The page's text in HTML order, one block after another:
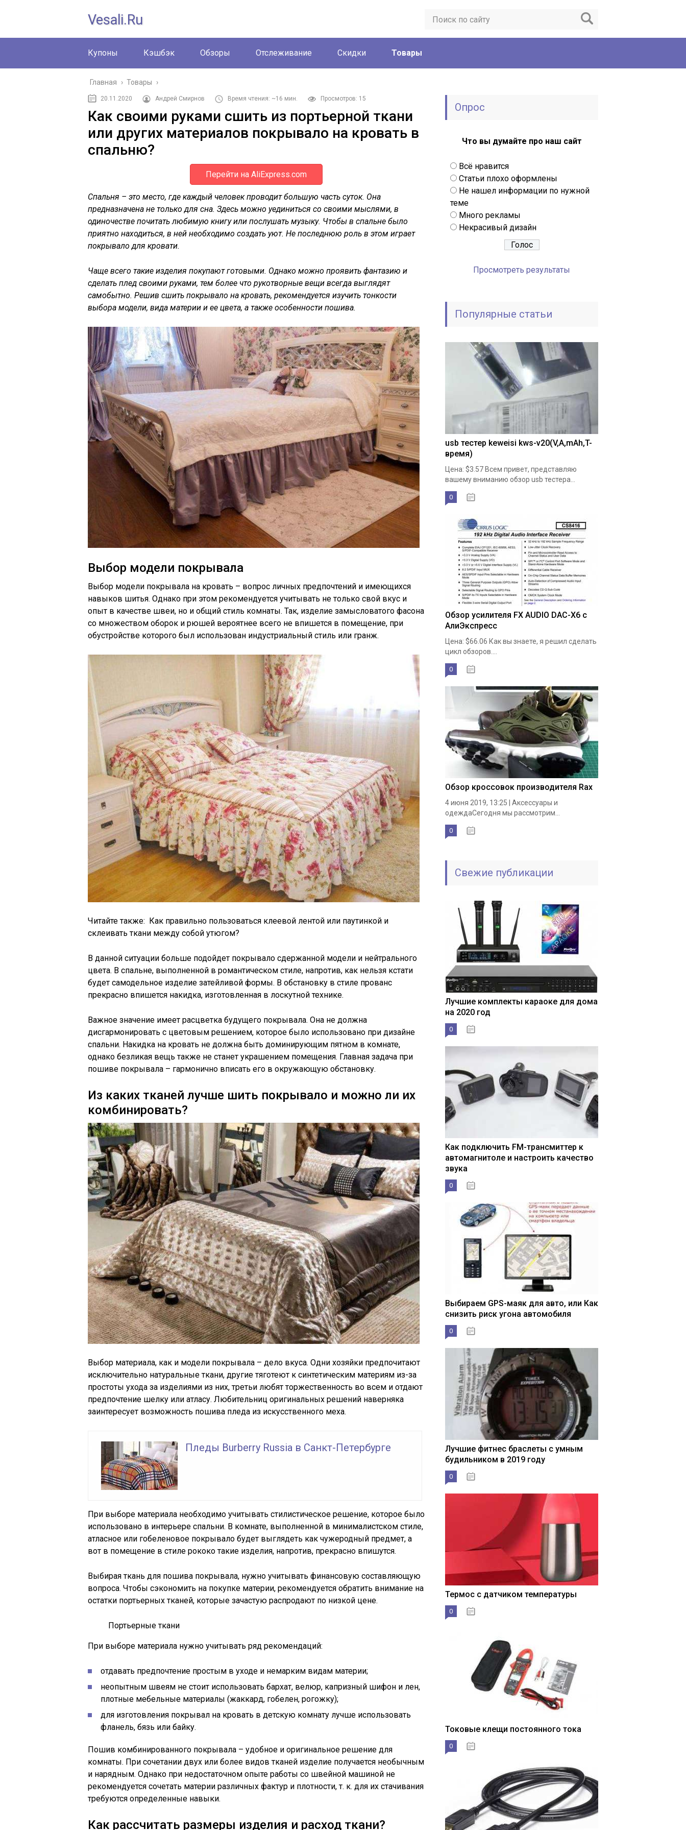
Vesali.ru
Купоны Кэшбэк Обзоры Отслеживание Скидки Товары
Главная › Товары ›
20.11.2020 Андрей Смирнов Время чтения: ~16 мин. Просмотров: 15
Как своими руками сшить из портьерной ткани
или других материалов покрывало на кровать в
спальню?
Перейти на AliExpress.com
Спальня – это место, где каждый человек проводит большую часть суток. Она
предназначена не только для сна. Здесь можно уединиться со своими мыслями, в
одиночестве почитать любимую книгу или послушать музыку. Чтобы в спальне было
приятно находиться, в ней необходимо создать уют. Не последнюю роль в этом играет
покрывало для кровати.
Чаще всего такие изделия покупают готовыми. Однако можно проявить фантазию и
сделать плед своими руками, тем более что рукотворные вещи всегда выглядят
самобытно. Решив сшить покрывало на кровать, рекомендуется изучить тонкости
выбора модели, вида материи и ее цвета, а также особенности пошива.
Выбор модели покрывала
Выбор модели покрывала на кровать – вопрос личных предпочтений и имеющихся
навыков шитья. Однако при этом рекомендуется учитывать не только свой вкус и
опыт в качестве швеи, но и общий стиль комнаты. Так, изделие замысловатого фасона
со множеством оборок и рюшей вероятнее всего не впишется в помещение, при
обустройстве которого был использован индустриальный стиль или гранж.
Читайте также: Как правильно пользоваться клеевой лентой или паутинкой и
склеивать ткани между собой утюгом?
В данной ситуации больше подойдет покрывало сдержанной модели и нейтрального
цвета. В спальне, выполненной в романтическом стиле, напротив, как нельзя кстати
будет самодельное изделие затейливой формы. В обстановку в стиле прованс
прекрасно впишется накидка, изготовленная в лоскутной технике.
Важное значение имеет расцветка будущего покрывала. Она не должна
дисгармонировать с цветовым решением, которое было использовано при дизайне
спальни. Накидка на кровать не должна быть доминирующим пятном в комнате,
однако безликая вещь также не станет украшением помещения. Главная задача при
пошиве покрывала – гармонично вписать его в окружающую обстановку.
Из каких тканей лучше шить покрывало и можно ли их
комбинировать?
Выбор материала, как и модели покрывала – дело вкуса. Одни хозяйки предпочитают
исключительно натуральные ткани, другие тяготеют к синтетическим материям из-за
простоты ухода за изделиями из них, третьи любят торжественность во всем и отдают
предпочтение шелку или атласу. Любительниц оригинальных решений наверняка
заинтересует возможность пошива пледа из искусственного меха.
Пледы Burberry Russia в Санкт-Петербурге
При выборе материала необходимо учитывать стилистическое решение, которое было
использовано в интерьере спальни. В комнате, выполненной в минималистском стиле,
атласное или гобеленовое покрывало будет выглядеть как чужеродный предмет, а
вот в помещение в стиле рококо такие изделия, напротив, прекрасно впишутся.
Выбирая ткань для пошива покрывала, нужно учитывать финансовую составляющую
вопроса. Чтобы сэкономить на покупке материи, рекомендуется обратить внимание на
остатки портьерных тканей, которые зачастую распродают по низкой цене.
Портьерные ткани
При выборе материала нужно учитывать ряд рекомендаций:
отдавать предпочтение простым в уходе и немарким видам материи;
неопытным швеям не стоит использовать бархат, велюр, капризный шифон и лен,
плотные мебельные материалы (жаккард, гобелен, рогожку);
для изготовления покрывал на кровать в детскую комнату лучше использовать
фланель, бязь или байку.
Пошив комбинированного покрывала – удобное и оригинальное решение для
комнаты. При сочетании двух или более видов тканей изделие получается необычным
и нарядным. Однако при недостаточном опыте работы со швейной машиной не
рекомендуется сочетать материи различных фактур и плотности, т. к. для их стачивания
требуются определенные навыки.
Как рассчитать размеры изделия и расход ткани?
Опрос
Что вы думайте про наш сайт
Всё нравится
Статьи плохо оформлены
Не нашел информации по нужной
теме
Много рекламы
Некрасивый дизайн
Просмотреть результаты
Популярные статьи
usb тестер keweisi kws-v20(V,A,mAh,T-
время)
Цена: $3.57 Всем привет, представляю
вашему вниманию обзор usb тестера...
0
Обзор усилителя FX AUDIO DAC-X6 с
АлиЭкспресс
Цена: $66.06 Как вы знаете, я решил сделать
цикл обзоров....
0
Обзор кроссовок производителя Rax
4 июня 2019, 13:25 | Аксессуары и
одеждаСегодня мы рассмотрим...
0
Свежие публикации
Лучшие комплекты караоке для дома
на 2020 год
0
Как подключить FM-трансмиттер к
автомагнитоле и настроить качество
звука
0
Выбираем GPS-маяк для авто, или Как
снизить риск угона автомобиля
0
Лучшие фитнес браслеты с умным
будильником в 2019 году
0
Термос с датчиком температуры
0
Токовые клещи постоянного тока
0